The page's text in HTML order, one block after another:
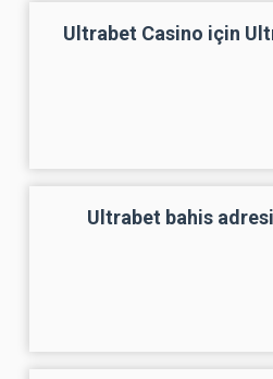
Ultrabet Casino için
Ultrabet bahis